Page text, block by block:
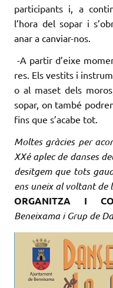
participants i, a
l’hora del sopar i
anar a canviar-nos.
-A partir d’eixe
res. Els vestits i
o al maset dels
sopar, on també
fins que s’acabe tot.
Moltes gràcies per
XXé aplec de danses
desitgem que tots
ens uneix al voltant de
ORGANITZA I
Beneixama i Grup de